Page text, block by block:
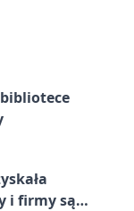
i firmy są